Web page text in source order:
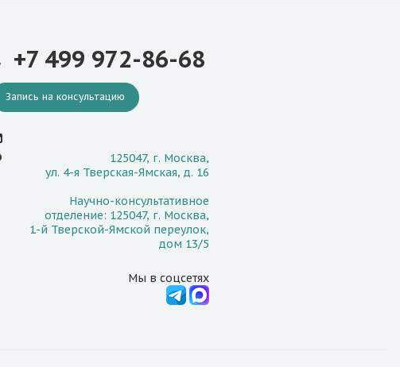
+7 499 972-86-68
Запись на консультацию
125047, г. Москва,
ул. 4-я Тверская-Ямская, д. 16
Научно-консультативное
отделение: 125047, г. Москва,
1-й Тверской-Ямской переулок,
дом 13/5
Мы в соцсетях